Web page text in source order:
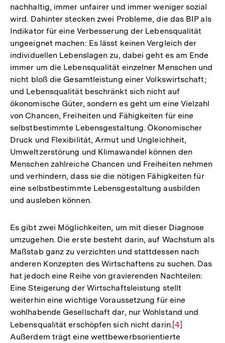
nachhaltig, immer unfairer und immer weniger sozial
wird. Dahinter stecken zwei Probleme, die das BIP als
Indikator für eine Verbesserung der Lebensqualität
ungeeignet machen: Es lässt keinen Vergleich der
individuellen Lebenslagen zu, dabei geht es am Ende
immer um die Lebensqualität einzelner Menschen und
nicht bloß die Gesamtleistung einer Volkswirtschaft;
und Lebensqualität beschränkt sich nicht auf
ökonomische Güter, sondern es geht um eine Vielzahl
von Chancen, Freiheiten und Fähigkeiten für eine
selbstbestimmte Lebensgestaltung. Ökonomischer
Druck und Flexibilität, Armut und Ungleichheit,
Umweltzerstörung und Klimawandel können den
Menschen zahlreiche Chancen und Freiheiten nehmen
und verhindern, dass sie die nötigen Fähigkeiten für
eine selbstbestimmte Lebensgestaltung ausbilden
und ausleben können.
Es gibt zwei Möglichkeiten, um mit dieser Diagnose
umzugehen. Die erste besteht darin, auf Wachstum als
Maßstab ganz zu verzichten und stattdessen nach
anderen Konzepten des Wirtschaftens zu suchen. Das
hat jedoch eine Reihe von gravierenden Nachteilen:
Eine Steigerung der Wirtschaftsleistung stellt
weiterhin eine wichtige Voraussetzung für eine
wohlhabende Gesellschaft dar, nur Wohlstand und
Lebensqualität erschöpfen sich nicht darin.Zur
Auflösung
[4]
Außerdem trägt eine wettbewerbsorientierte